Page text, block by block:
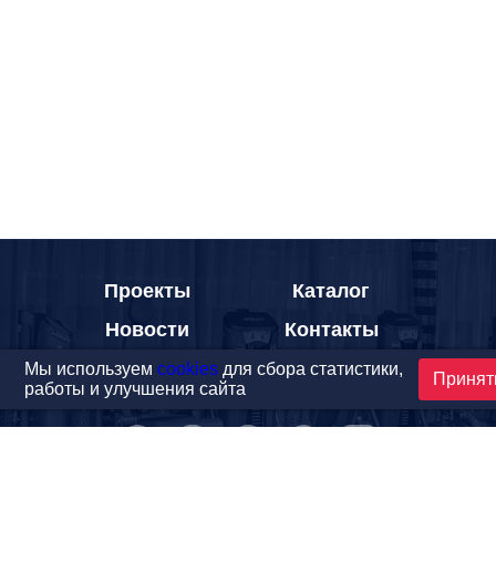
Проекты
Каталог
Новости
Контакты
Мы используемcookies для сбора статистики,
работы и улучшения сайта